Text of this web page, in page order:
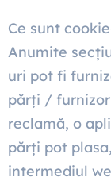
Ce sunt
Anumite
uri pot fi
părți /
reclamă, o
părți pot
intermediul